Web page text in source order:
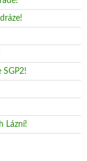
Lázní!